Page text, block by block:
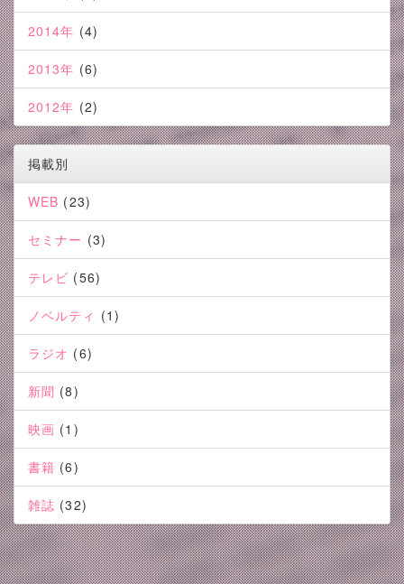
2014年 (4)
2013年 (6)
2012年 (2)
掲載別
WEB (23)
セミナー (3)
テレビ (56)
ノベルティ (1)
ラジオ (6)
新聞 (8)
映画 (1)
書籍 (6)
雑誌 (32)